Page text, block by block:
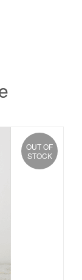
OUT OF
STOCK